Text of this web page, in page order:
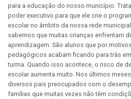
para a educação do nosso município.
poder executivo para que ele crie o
escolar no âmbito da nossa rede
sabemos que muitas crianças enfrentam
aprendizagem. São alunos que por
pedagógicos acabam ficando para trás
turma. Quando isso acontece, o risco de
escolar aumenta muito. Nos últimos
diversos pais preocupados com o
famílias que muitas vezes não têm